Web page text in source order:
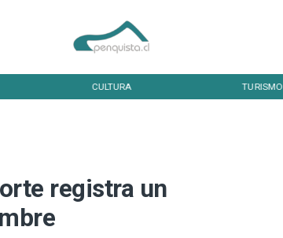
CULTURA TURISMO
registra un